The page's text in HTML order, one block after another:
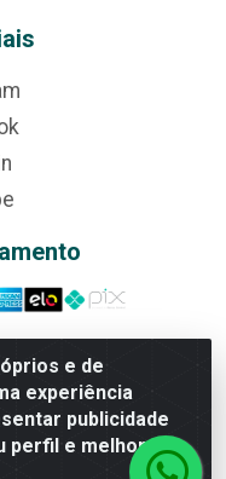
e de
experiência
publicidade
perfil e melhorar a
nº 3860, Jardim das
- CEP 75070-415 -
24